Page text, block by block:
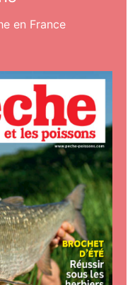
en France